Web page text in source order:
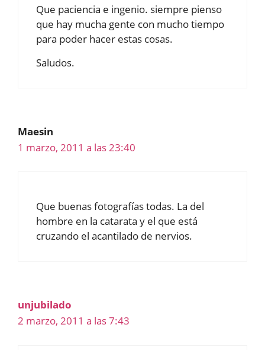
Que paciencia e ingenio. siempre pienso
que hay mucha gente con mucho tiempo
para poder hacer estas cosas.
Saludos.
Maesin
1 marzo, 2011 a las 23:40
Que buenas fotografías todas. La del
hombre en la catarata y el que está
cruzando el acantilado de nervios.
unjubilado
2 marzo, 2011 a las 7:43